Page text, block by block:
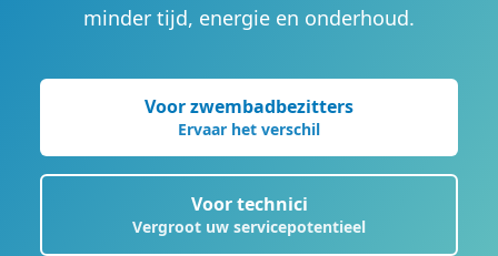
minder tijd, energie en onderhoud.
Voor zwembadbezitters
Ervaar het verschil
Voor technici
Vergroot uw servicepotentieel